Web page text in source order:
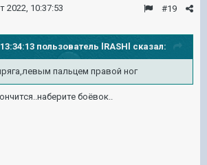
#19
2022, 10:37:53
пользователь lRASHl сказал:
пальцем правой ног
боёвок..